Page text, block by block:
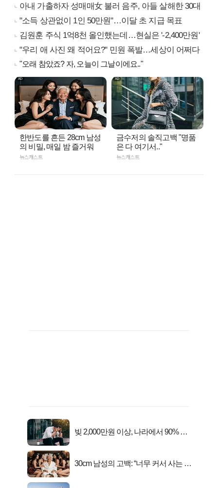
아내 가출하자 성매매女 불러 음주, 아들 살해한 30대
"소득 상관없이 1인 50만원"…이달 초 지급 목표
김원훈 주식 1억8천 올인했는데…현실은 '-2,400만원'
"우리 애 사진 왜 적어요?" 민원 폭발…세상이 어쩌다
"오래 참았죠? 자, 오늘이 그날이에요.."
한반도를 흔든 28cm 남성
의 비밀, 매일 밤 즐거워
뉴스캐스트
금수저의 솔직고백 "명품
은 다 여기서.."
뉴스캐스트
빚 2,000만원 이상, 나라에서 90% 갚
30cm 남성의 고백: “너무 커서 사는 게